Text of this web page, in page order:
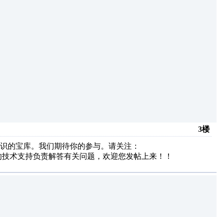
3楼
宝库。我们期待你的参与。请关注：
术支持负责解答有关问题，欢迎您发帖上来！！